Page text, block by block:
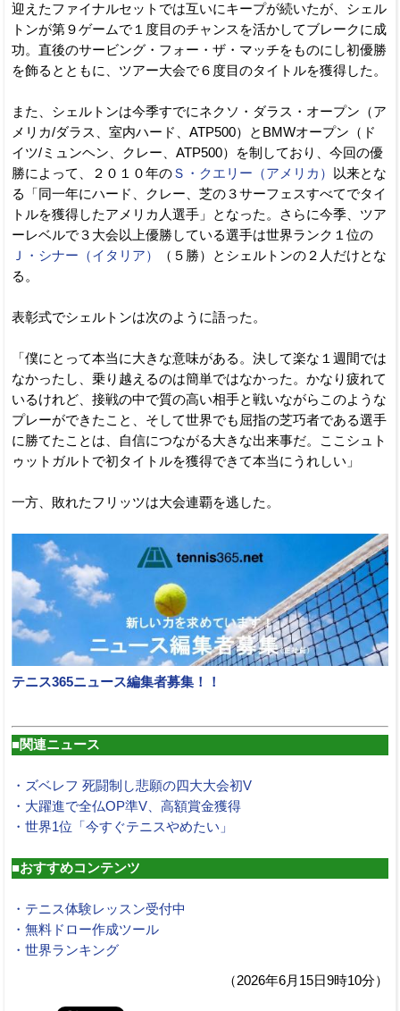
迎えたファイナルセットでは互いにキープが続いたが、シェル
トンが第９ゲームで１度目のチャンスを活かしてブレークに成
功。直後のサービング・フォー・ザ・マッチをものにし初優勝
を飾るとともに、ツアー大会で６度目のタイトルを獲得した。
また、シェルトンは今季すでにネクソ・ダラス・オープン（ア
メリカ/ダラス、室内ハード、ATP500）とBMWオープン（ド
イツ/ミュンヘン、クレー、ATP500）を制しており、今回の優
勝によって、２０１０年のＳ・クエリー（アメリカ）
以来とな
る「同一年にハード、クレー、芝の３サーフェスすべてでタイ
トルを獲得したアメリカ人選手」となった。さらに今季、ツア
ーレベルで３大会以上優勝している選手は世界ランク１位の
Ｊ・シナー（イタリア）
（５勝）とシェルトンの２人だけとな
る。
表彰式でシェルトンは次のように語った。
「僕にとって本当に大きな意味がある。決して楽な１週間では
なかったし、乗り越えるのは簡単ではなかった。かなり疲れて
いるけれど、接戦の中で質の高い相手と戦いながらこのような
プレーができたこと、そして世界でも屈指の芝巧者である選手
に勝てたことは、自信につながる大きな出来事だ。ここシュト
ゥットガルトで初タイトルを獲得できて本当にうれしい」
一方、敗れたフリッツは大会連覇を逃した。
テニス365ニュース編集者募集！！
■関連ニュース
・ズベレフ 死闘制し悲願の四大大会初V
・大躍進で全仏OP準V、高額賞金獲得
・世界1位「今すぐテニスやめたい」
■おすすめコンテンツ
・テニス体験レッスン受付中
・無料ドロー作成ツール
・世界ランキング
（2026年6月15日9時10分）